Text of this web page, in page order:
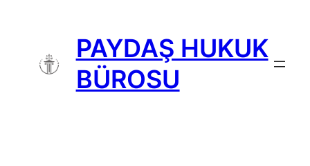
PAYDAŞ HUKUK
BÜROSU